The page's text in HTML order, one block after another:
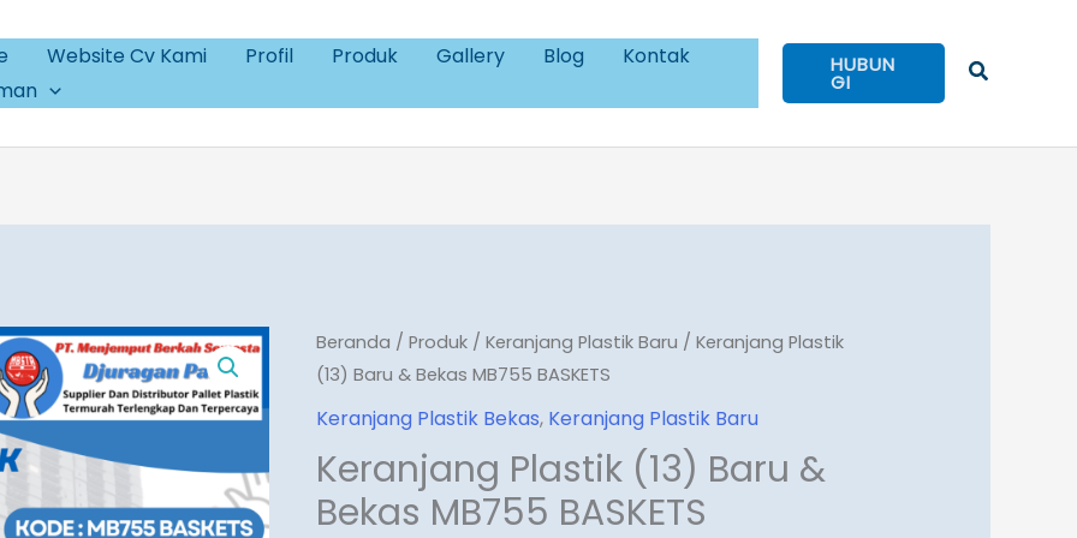
Website Cv Kami Profil Produk Gallery Blog
Kontak
HUBUN
GI Cari
Beranda /Produk /Keranjang Plastik Baru / Keranjang Plastik
(13) Baru & Bekas MB755 BASKETS
Keranjang Plastik Bekas, Keranjang Plastik Baru
Keranjang Plastik (13) Baru &
Bekas MB755 BASKETS